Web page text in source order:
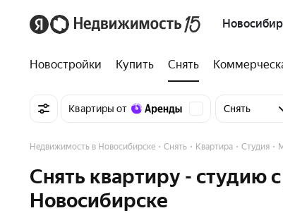
Новостройки Купить Снять
Квартиры от Снять
Недвижимость в Новосибирске Снять Квартира Студия
Снять квартиру - студию
Новосибирске